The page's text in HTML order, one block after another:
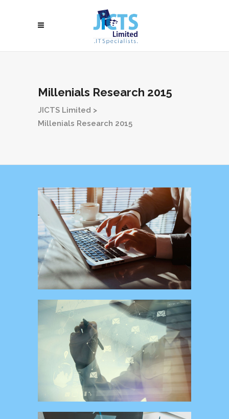
Millenials Research 2015
JICTS Limited >
Millenials Research 2015